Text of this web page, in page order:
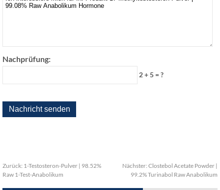
Nachprüfung:
2 + 5 = ?
Zurück: 1-Testosteron-Pulver | 98.52%
Raw 1-Test-Anabolikum
Nächster: Clostebol Acetate Powder |
99.2% Turinabol Raw Anabolikum